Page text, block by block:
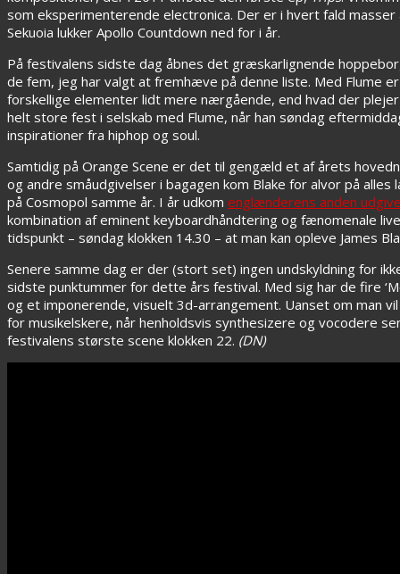
som eksperimenterende electronica. Der er i hvert fald
Sekuoia lukker Apollo Countdown ned for i år.
På festivalens sidste dag åbnes det græskarlignende
de fem, jeg har valgt at fremhæve på denne liste. Med Flume
forskellige elementer lidt mere nærgående, end hvad der
helt store fest i selskab med Flume, når han søndag
inspirationer fra hiphop og soul.
Samtidig på Orange Scene er det til gengæld et af årets
og andre småudgivelser i bagagen kom Blake for alvor på
på Cosmopol samme år. I år udkom englænderens anden
kombination af eminent keyboardhåndtering og fænomenale
tidspunkt – søndag klokken 14.30 – at man kan opleve James
Senere samme dag er der (stort set) ingen undskyldning for
sidste punktummer for dette års festival. Med sig har de fire
og et imponerende, visuelt 3d-arrangement. Uanset om man
for musikelskere, når henholdsvis synthesizere og vocodere
festivalens største scene klokken 22. (DN)